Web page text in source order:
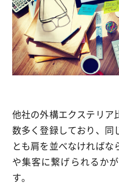
他社の外構エクステリア
数多く登録しており、同
とも肩を並べなければ
や集客に繋げられるか
す。